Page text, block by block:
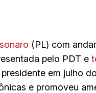
(PL) com
pelo PDT e
em julho
e promoveu